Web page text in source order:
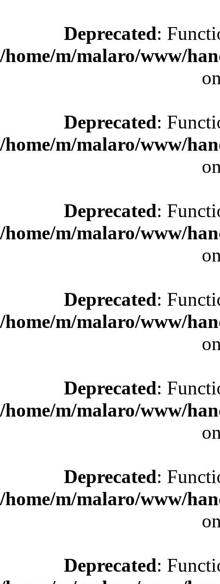
Deprecated:
/home/m/malaro/www/
Deprecated:
/home/m/malaro/www/
Deprecated:
/home/m/malaro/www/
Deprecated:
/home/m/malaro/www/
Deprecated:
/home/m/malaro/www/
Deprecated:
/home/m/malaro/www/
Deprecated: